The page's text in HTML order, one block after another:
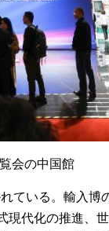
会の中国館
ている。輸入博
代化の推進、